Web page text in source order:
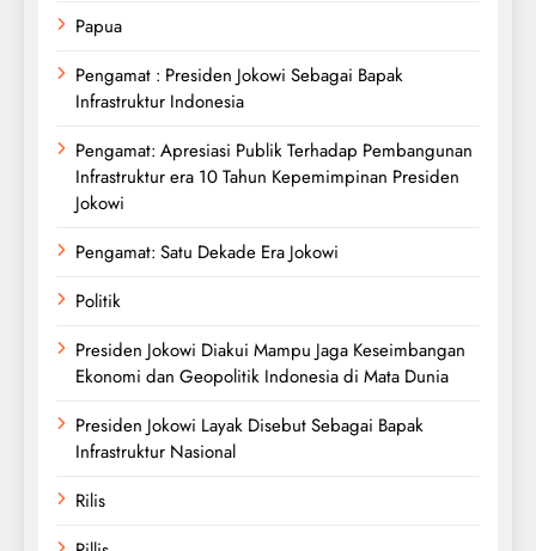
Papua
Pengamat : Presiden Jokowi Sebagai Bapak
Infrastruktur Indonesia
Pengamat: Apresiasi Publik Terhadap Pembangunan
Infrastruktur era 10 Tahun Kepemimpinan Presiden
Jokowi
Pengamat: Satu Dekade Era Jokowi
Politik
Presiden Jokowi Diakui Mampu Jaga Keseimbangan
Ekonomi dan Geopolitik Indonesia di Mata Dunia
Presiden Jokowi Layak Disebut Sebagai Bapak
Infrastruktur Nasional
Rilis